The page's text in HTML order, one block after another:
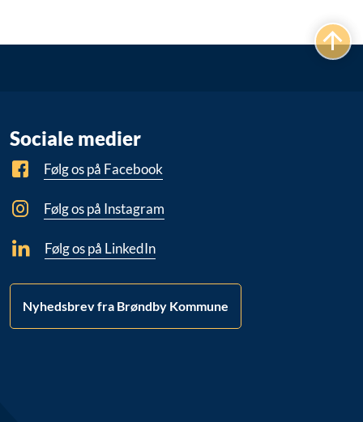
Sociale medier
Følg os på Facebook
Følg os på Instagram
Følg os på LinkedIn
Nyhedsbrev fra Brøndby Kommune